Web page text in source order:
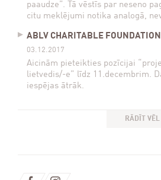
paaudze”. Tā vēstīs par neseno
citu meklējumi notika analogā,
ABLV CHARITABLE
03.12.2017
Aicinām pieteikties pozīcijai
lietvedis/-e” līdz 11.decembrim.
iespējas ātrāk.
RĀDĪT VĒL